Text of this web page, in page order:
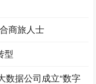
商旅人士
型
数据公司成立“数字